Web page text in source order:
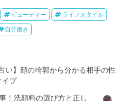
ビューティー ライフスタイル
自分磨き
い】顔の輪郭から分かる相手の性
イプ
！洗顔料の選び方と正し